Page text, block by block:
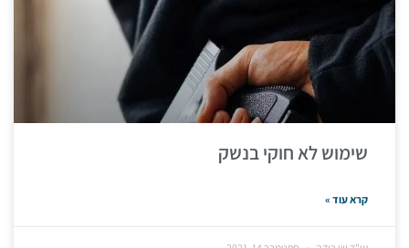
שימוש לא חוקי בנשק
קרא עוד »